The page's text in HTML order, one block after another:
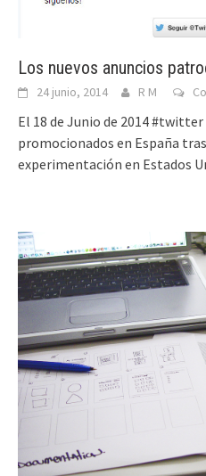
Los nuevos anuncios
24 junio, 2014 R M
El 18 de Junio de 2014
promocionados en España
experimentación en Estados